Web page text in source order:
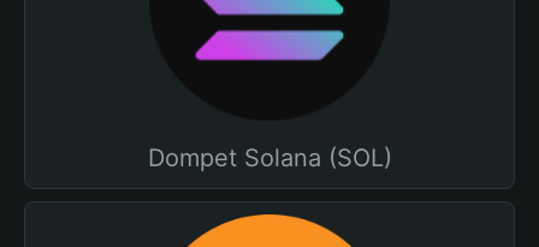
Dompet Solana (SOL)